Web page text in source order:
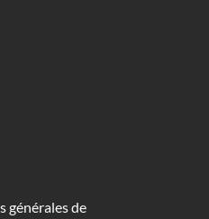
générales de